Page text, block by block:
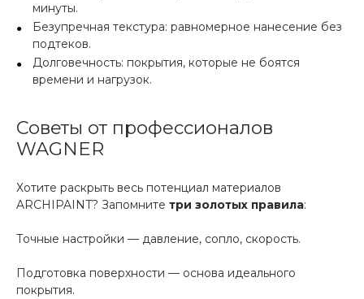
минуты.
Безупречная текстура: равномерное нанесение без
подтеков.
Долговечность: покрытия, которые не боятся
времени и нагрузок.
Советы от профессионалов
WAGNER
Хотите раскрыть весь потенциал материалов
ARCHIPAINT? Запомните три золотых правила:
Точные настройки — давление, сопло, скорость.
Подготовка поверхности — основа идеального
покрытия.